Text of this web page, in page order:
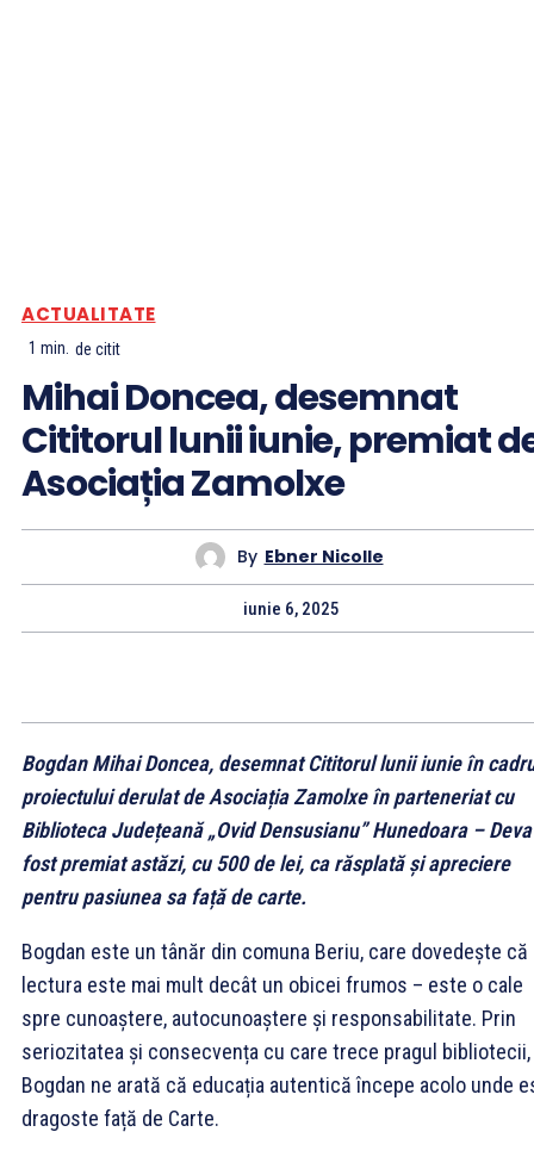
ACTUALITATE
1 min. de citit
Mihai Doncea, desemnat
Cititorul lunii iunie, premiat
Asociația Zamolxe
By Ebner Nicolle
iunie 6, 2025
Bogdan Mihai Doncea, desemnat Cititorul lunii iunie în
proiectului derulat de Asociația Zamolxe în parteneriat cu
Biblioteca Județeană „Ovid Densusianu” Hunedoara –
fost premiat astăzi, cu 500 de lei, ca răsplată și apreciere
pentru pasiunea sa față de carte.
Bogdan este un tânăr din comuna Beriu, care dovedește că
lectura este mai mult decât un obicei frumos – este o cale
spre cunoaștere, autocunoaștere și responsabilitate. Prin
seriozitatea și consecvența cu care trece pragul bibliotecii,
Bogdan ne arată că educația autentică începe acolo unde
dragoste față de Carte.